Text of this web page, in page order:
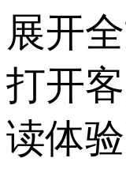
展开
打开
读体